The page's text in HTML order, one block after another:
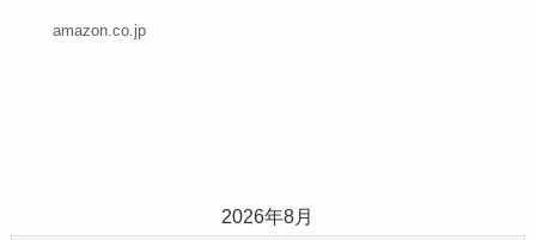
amazon.co.jp
2026年8月